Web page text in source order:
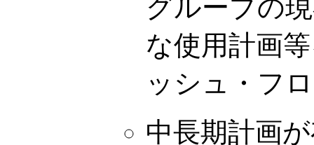
グループの
な使用計画
ッシュ・フ
中長期計画